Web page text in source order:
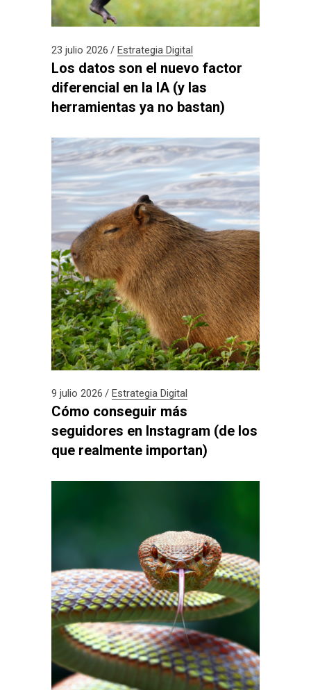
23 julio 2026 Estrategia Digital
Los datos son el nuevo factor
diferencial en la IA (y las
herramientas ya no bastan)
9 julio 2026 Estrategia Digital
Cómo conseguir más
seguidores en Instagram (de los
que realmente importan)